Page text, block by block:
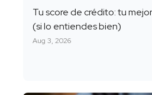
Tu score de crédito: tu
(si lo entiendes bien)
Aug 3, 2026